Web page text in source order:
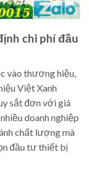
chi phí đầu
vào thương hiệu,
Việt Xanh
sắt đơn với giá
doanh nghiệp
chất lượng mà
đầu tư thiết bị